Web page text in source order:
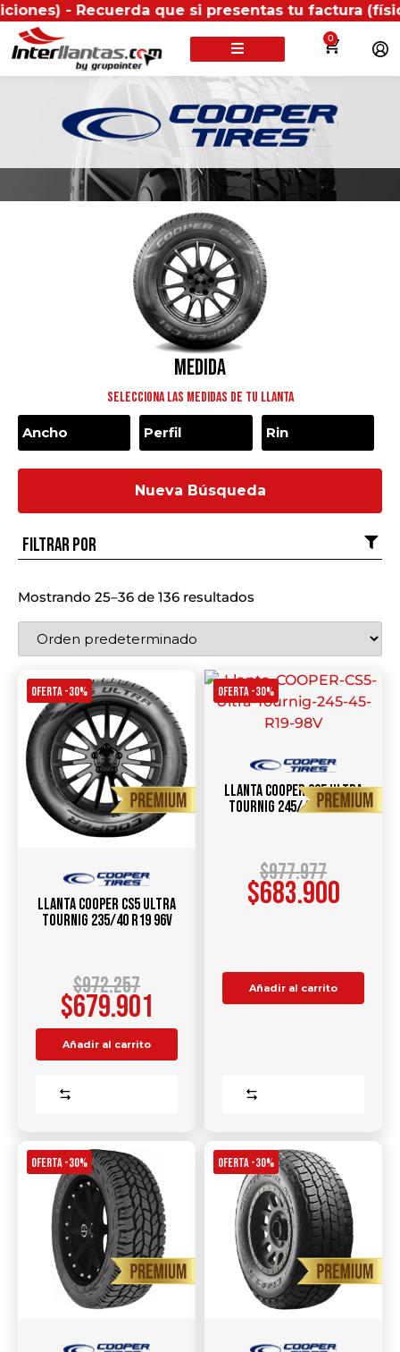
Recuerda que si presentas tu factura (física o
0
BUSCA TU LLANTA POR:
Medida
Selecciona las medidas de tu llanta
Nueva Búsqueda
Filtrar por
Mostrando 25–36 de 136 resultados
OFERTA -30%
Llanta COOPER CS5 Ultra
Tournig 235/40 R19 96V
$972.257
$679.901
Añadir al carrito
OFERTA -30%
Llanta COOPER CS5 Ultra
Tournig 245/45 R19 98V
$977.977
$683.900
Añadir al carrito
OFERTA -30% OFERTA -30%